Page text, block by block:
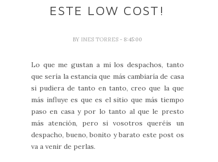
ESTE LOW COST!
BY INES TORRES - 8:45:00
Lo que me gustan a mi los despachos, tanto
que sería la estancia que más cambiaría de casa
si pudiera de tanto en tanto, creo que la que
más influye es que es el sitio que más tiempo
paso en casa y por lo tanto al que le presto
más atención, pero si vosotros queréis un
despacho, bueno, bonito y barato este post os
va a venir de perlas.